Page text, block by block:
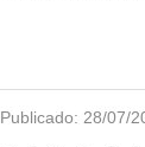
Publicado: 28/07/